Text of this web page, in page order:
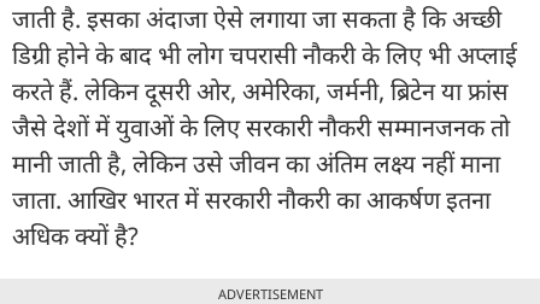
जाती है. इसका अंदाजा ऐसे लगाया जा सकता है कि अच्छी
डिग्री होने के बाद भी लोग चपरासी नौकरी के लिए भी अप्लाई
करते हैं. लेकिन दूसरी ओर, अमेरिका, जर्मनी, ब्रिटेन या फ्रांस
जैसे देशों में युवाओं के लिए सरकारी नौकरी सम्मानजनक तो
मानी जाती है, लेकिन उसे जीवन का अंतिम लक्ष्य नहीं माना
जाता. आखिर भारत में सरकारी नौकरी का आकर्षण इतना
अधिक क्यों है?
ADVERTISEMENT